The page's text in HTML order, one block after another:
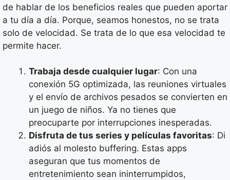
de hablar de los beneficios reales que pueden aportar
a tu día a día. Porque, seamos honestos, no se trata
solo de velocidad. Se trata de lo que esa velocidad te
permite hacer.
Trabaja desde cualquier lugar: Con una
conexión 5G optimizada, las reuniones virtuales
y el envío de archivos pesados se convierten en
un juego de niños. Ya no tienes que
preocuparte por interrupciones inesperadas.
Disfruta de tus series y películas favoritas: Di
adiós al molesto buffering. Estas apps
aseguran que tus momentos de
entretenimiento sean ininterrumpidos,